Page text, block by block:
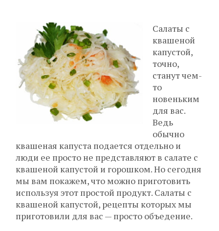
Салаты с
квашеной
капустой,
точно,
станут чем-
то
новеньким
для вас.
Ведь
обычно
квашеная капуста подается отдельно и
люди ее просто не представляют в салате с
квашеной капустой и горошком. Но сегодня
мы вам покажем, что можно приготовить
используя этот простой продукт. Салаты с
квашеной капустой, рецепты которых мы
приготовили для вас — просто объедение.